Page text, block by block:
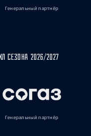
Генеральный партнёр
СЕЗОНА 2026/2027
Генеральный партнёр